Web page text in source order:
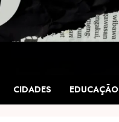
CIDADES EDUCAÇÃO